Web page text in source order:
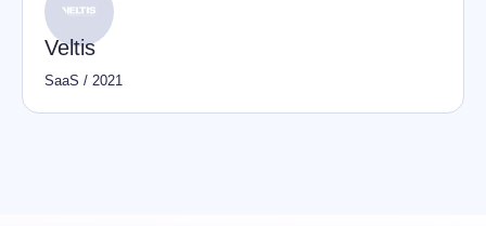
Veltis
SaaS / 2021